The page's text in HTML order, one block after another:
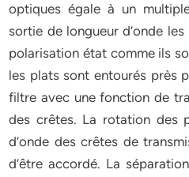
optiques égale à un
sortie de longueur d’onde
polarisation état comme ils
les plats sont entourés près
filtre avec une fonction de
des crêtes. La rotation des
d’onde des crêtes de
d’être accordé. La